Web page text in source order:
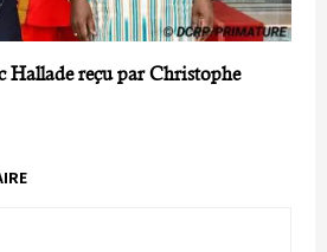
Hallade reçu par Christophe